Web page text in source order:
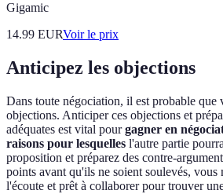
Gigamic
14.99 EURVoir le prix
Anticipez les objections
Dans toute négociation, il est probable que
objections. Anticiper ces objections et
adéquates est vital pourgagner en
raisons pour lesquelles l'autre partie
proposition et préparez des contre-
points avant qu'ils ne soient soulevés, vous
l'écoute et prêt à collaborer pour trouver